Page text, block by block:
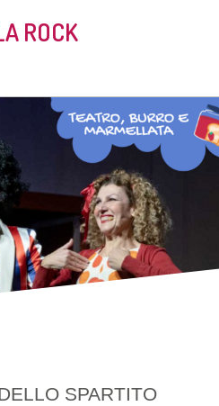
ROCK
SPARTITO